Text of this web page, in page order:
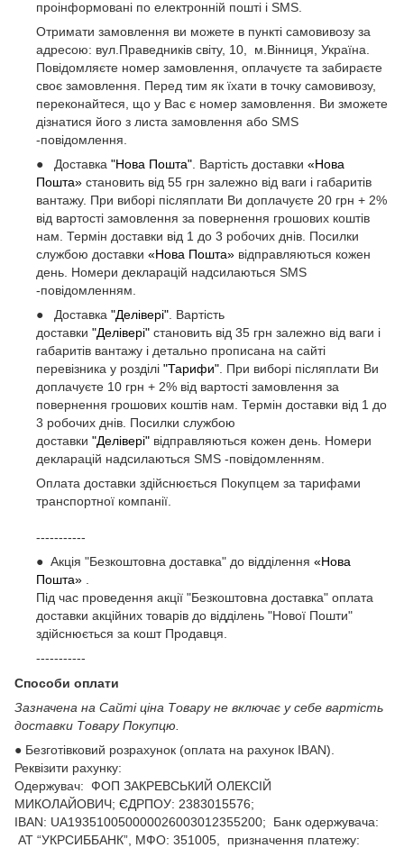
проінформовані по електронній пошті і SMS.
Отримати замовлення ви можете в пункті самовивозу за
адресою: вул.Праведників світу, 10, м.Вінниця, Україна.
Повідомляєте номер замовлення, оплачуєте та забираєте
своє замовлення. Перед тим як їхати в точку самовивозу,
переконайтеся, що у Вас є номер замовлення. Ви зможете
дізнатися його з листа замовлення або SMS
-повідомлення.
● Доставка "Нова Пошта" . Вартість доставки «Нова
Пошта» становить від 55 грн залежно від ваги і габаритів
вантажу. При виборі післяплати Ви доплачуєте 20 грн + 2%
від вартості замовлення за повернення грошових коштів
нам. Термін доставки від 1 до 3 робочих днів. Посилки
службою доставки «Нова Пошта» відправляються кожен
день. Номери декларацій надсилаються SMS
-повідомленням.
● Доставка "Делівері" . Вартість
доставки "Делівері" становить від 35 грн залежно від ваги і
габаритів вантажу і детально прописана на сайті
перевізника у розділі "Тарифи" . При виборі післяплати Ви
доплачуєте 10 грн + 2% від вартості замовлення за
повернення грошових коштів нам. Термін доставки від 1 до
3 робочих днів. Посилки службою
доставки "Делівері" відправляються кожен день. Номери
декларацій надсилаються SMS -повідомленням.
Оплата доставки здійснюється Покупцем за тарифами
транспортної компанії.
-----------
● Акція "Безкоштовна доставка" до відділення «Нова
Пошта»
Під час проведення акції "Безкоштовна доставка" оплата
доставки акційних товарів до відділень "Нової Пошти"
здійснюється за кошт Продавця.
-----------
Способи оплати
Зазначена на Сайті ціна Товару не включає у себе вартість
доставки Товару Покупцю.
● Безготівковий розрахунок (оплата на рахунок IBAN).
Реквізити рахунку:
Одержувач: ФОП ЗАКРЕВСЬКИЙ ОЛЕКСІЙ
МИКОЛАЙОВИЧ; ЄДРПОУ: 2383015576;
ІВАN: UA193510050000026003012355200; Банк одержувача:
АТ “УКРСИББАНК”, МФО: 351005, призначення платежу: